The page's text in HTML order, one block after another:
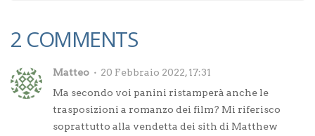
2 COMMENTS
Matteo
20 Febbraio 2022, 17:31
Ma secondo voi panini ristamperà anche le
trasposizioni a romanzo dei film? Mi riferisco
soprattutto alla vendetta dei sith di Matthew